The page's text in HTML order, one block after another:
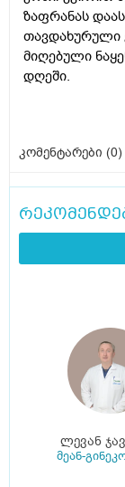
ზაფრანას
თავდახურული
მიღებული
დღეში.
კომენტარები (0)
ლევან
მეან-